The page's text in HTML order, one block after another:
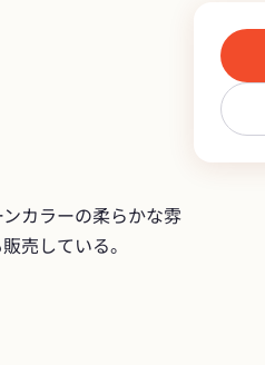
カラーの柔らかな雰
売している。